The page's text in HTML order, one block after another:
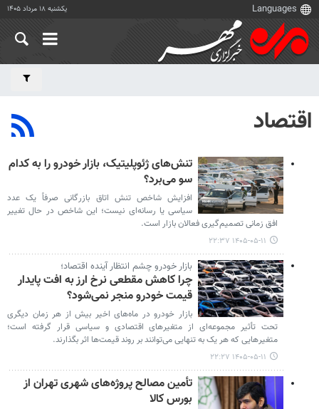
یکشنبه ۱۸ مرداد ۱۴۰۵
اقتصاد
تنش‌های ژئوپلیتیک، بازار خودرو را به کدام
سو می‌برد؟
افزایش شاخص تنش اتاق بازرگانی صرفاً یک عدد
سیاسی یا رسانه‌ای نیست؛ این شاخص در حال تغییر
افق زمانی تصمیم‌گیری فعالان بازار است.
۱۴۰۵-۰۵-۱۱ ۲۲:۳۷
بازار خودرو چشم‌ انتظار آینده اقتصاد؛
چرا کاهش مقطعی نرخ ارز به افت پایدار
قیمت خودرو منجر نمی‌شود؟
بازار خودرو در ماه‌های اخیر بیش از هر زمان دیگری
تحت تأثیر مجموعه‌ای از متغیرهای اقتصادی و سیاسی قرار گرفته است؛
متغیرهایی که هر یک به تنهایی می‌توانند بر روند قیمت‌ها اثر بگذارند.
۱۴۰۵-۰۵-۱۱ ۲۲:۲۷
تأمین مصالح پروژه‌های شهری تهران از
بورس کالا